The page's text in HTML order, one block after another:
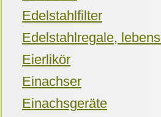
Edelstahlfilter
Edelstahlregale,
Eierlikör
Einachser
Einachsgeräte